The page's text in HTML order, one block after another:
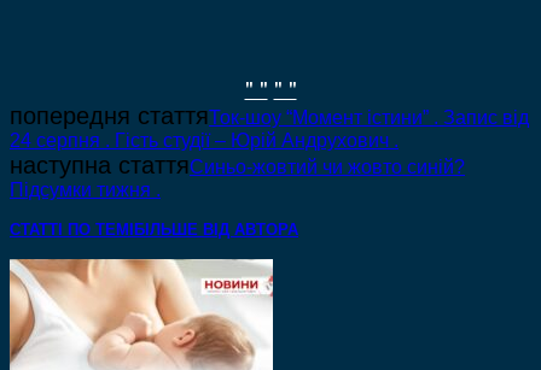
" " " "
попередня статтяТок-шоу “Момент істини” . Запис від
24 серпня . Гість студії – Юрій Андрухович .
наступна статтяСиньо-жовтий чи жовто синій?
Підсумки тижня .
СТАТТІ ПО ТЕМІ БІЛЬШЕ ВІД АВТОРА